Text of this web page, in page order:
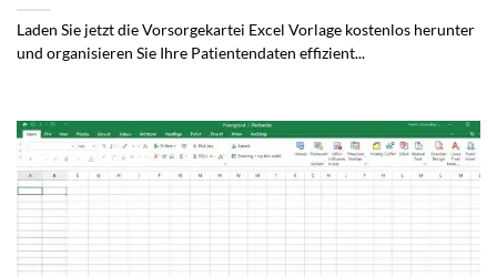
Laden Sie jetzt die Vorsorgekartei Excel Vorlage kostenlos herunter
und organisieren Sie Ihre Patientendaten effizient...